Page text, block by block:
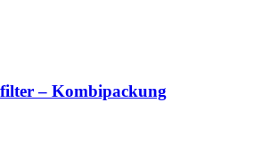
– Kombipackung